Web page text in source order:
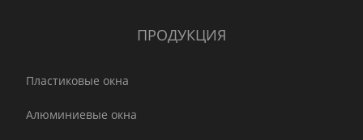
ПРОДУКЦИЯ
Пластиковые окна
Алюминиевые окна